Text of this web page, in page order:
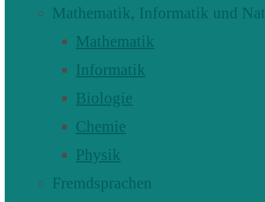
Mathematik, Informatik und
Mathematik
Informatik
Biologie
Chemie
Physik
Fremdsprachen